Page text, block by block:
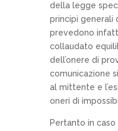
della legge
principi generali
prevedono
collaudato
dell’onere di
comunicazione
al mittente e
oneri di
Pertanto in